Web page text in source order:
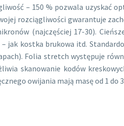
– 150 % pozwala uzyskać
rozciągliwości gwarantuje
(najczęściej 17-30).
jak kostka brukowa itd.
Folia stretch występuje
skanowanie kodów
owijania mają masę od 1 do